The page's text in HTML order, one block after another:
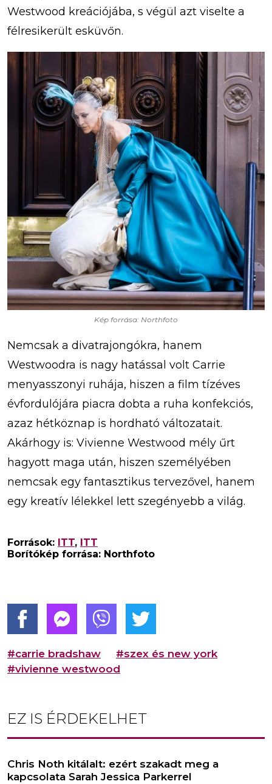
Westwood kreációjába, s végül azt viselte a
félresikerült esküvőn.
Kép forrása: Northfoto
Nemcsak a divatrajongókra, hanem
Westwoodra is nagy hatással volt Carrie
menyasszonyi ruhája, hiszen a film tízéves
évfordulójára piacra dobta a ruha konfekciós,
azaz hétköznap is hordható változatait.
Akárhogy is: Vivienne Westwood mély űrt
hagyott maga után, hiszen személyében
nemcsak egy fantasztikus tervezővel, hanem
egy kreatív lélekkel lett szegényebb a világ.
Források: ITT, ITT
Borítókép forrása: Northfoto
#carrie bradshaw
#szex és new york
#vivienne westwood
EZ IS ÉRDEKELHET
Chris Noth kitálalt: ezért szakadt meg a
kapcsolata Sarah Jessica Parkerrel